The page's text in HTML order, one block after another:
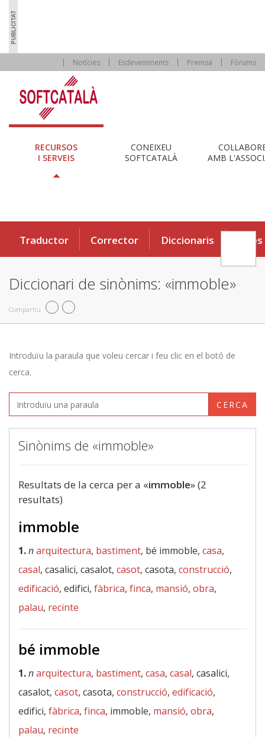
Notícies Esdeveniments Premsa Fòrums
RECURSOS
I SERVEIS
CONEIXEU
SOFTCATALÀ
AMB
Traductor Corrector Diccionaris Eines
Diccionari de sinònims: «immoble»
Compartiu
Introduïu la paraula que voleu cercar i feu clic en el botó de
cerca.
CERCA
Sinònims de «immoble»
Resultats de la cerca per a «immoble» (2
resultats)
immoble
1.narquitectura, bastiment, bé immoble, casa,
casal, casalici, casalot, casot, casota, construcció,
edificació, edifici, fàbrica, finca, mansió, obra,
palau, recinte
bé immoble
1.narquitectura, bastiment, casa, casal, casalici,
casalot, casot, casota, construcció, edificació,
edifici, fàbrica, finca, immoble, mansió, obra,
palau, recinte